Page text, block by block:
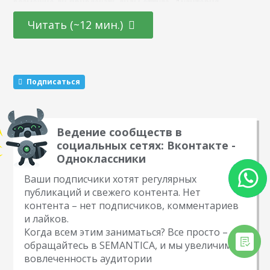
«Одноклассников»: старики или нет Один из самых
популярных стереотипов — то, что «Одноклассники»
предназначены исключительно для пенсионеров. Отчасти
Читать (~12 мин.)
Подписаться
Ведение сообществ в
социальных сетях: Вконтакте -
Одноклассники
Ваши подписчики хотят регулярных
публикаций и свежего контента. Нет
контента – нет подписчиков, комментариев
и лайков.
Когда всем этим заниматься? Все просто –
обращайтесь в SEMANTICA, и мы увеличим
вовлеченность аудитории